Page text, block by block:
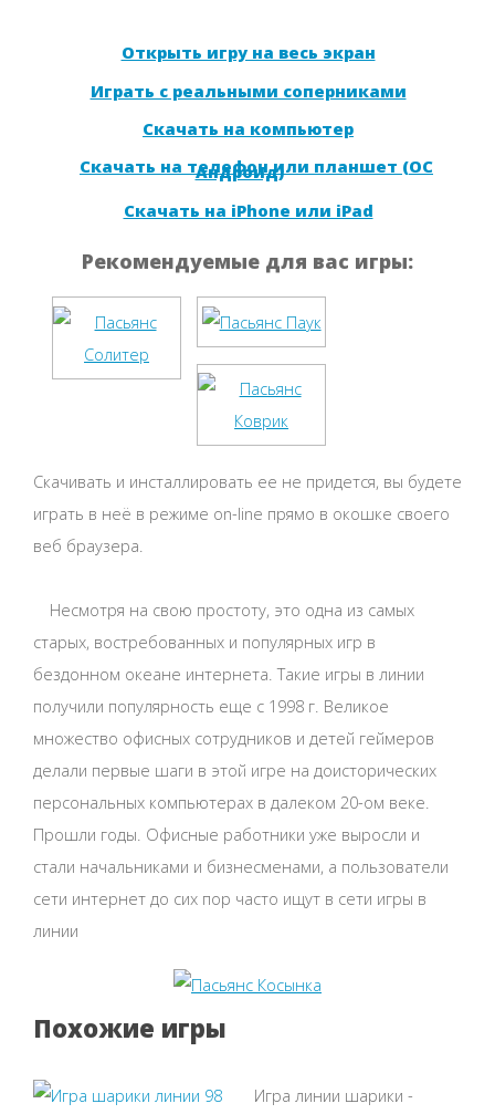
Открыть игру на весь экран
Играть с реальными соперниками
Скачать на компьютер
Скачать на телефон или планшет (ОС
Андроид)
Скачать на iPhone или iPad
Рекомендуемые для вас игры:
Скачивать и инсталлировать ее не придется, вы будете
играть в неё в режиме on-line прямо в окошке своего
веб браузера.
Несмотря на свою простоту, это одна из самых
старых, востребованных и популярных игр в
бездонном океане интернета. Такие игры в линии
получили популярность еще с 1998 г. Великое
множество офисных сотрудников и детей геймеров
делали первые шаги в этой игре на доисторических
персональных компьютерах в далеком 20-ом веке.
Прошли годы. Офисные работники уже выросли и
стали начальниками и бизнесменами, а пользователи
сети интернет до сих пор часто ищут в сети игры в
линии
Похожие игры
Игра линии шарики -